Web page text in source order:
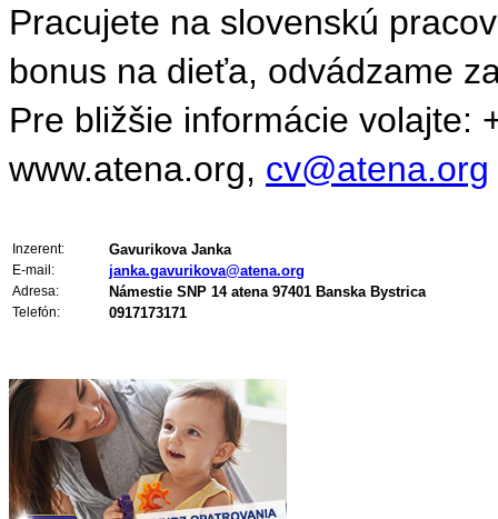
Pracujete na slovenskú
bonus na dieťa, odvádzame
Pre bližšie informácie volajte:
www.atena.org, cv@atena.org
Inzerent: Gavurikova Janka
E-mail: janka.gavurikova@atena.org
Adresa: Námestie SNP 14 atena 97401 Banska Bystrica
Telefón: 0917173171